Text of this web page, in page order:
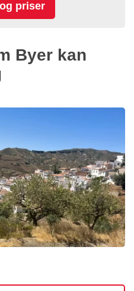
Byer kan